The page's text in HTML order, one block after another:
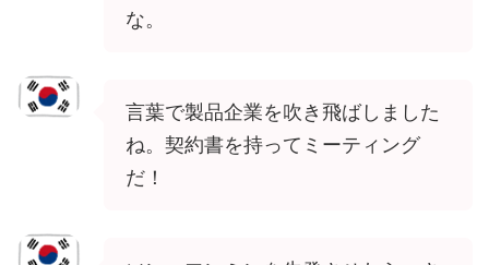
な。
言葉で製品企業を吹き飛ばしました
ね。契約書を持ってミーティング
だ！